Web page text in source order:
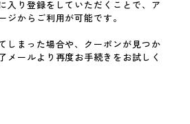
入り登録をしていただくことで、ア
ジからご利用が可能です。
しまった場合や、クーポンが見つか
メールより再度お手続きをお試しく